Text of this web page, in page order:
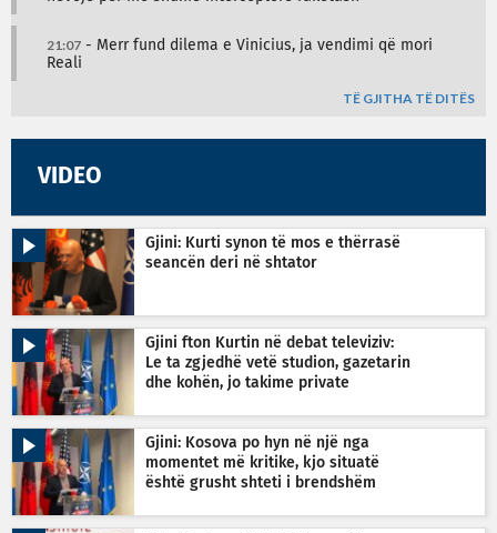
21:07 - Merr fund dilema e Vinicius, ja vendimi që mori
Reali
TË GJITHA TË DITËS
VIDEO
Gjini: Kurti synon të mos e thërrasë
seancën deri në shtator
Gjini fton Kurtin në debat televiziv:
Le ta zgjedhë vetë studion, gazetarin
dhe kohën, jo takime private
Gjini: Kosova po hyn në një nga
momentet më kritike, kjo situatë
është grusht shteti i brendshëm